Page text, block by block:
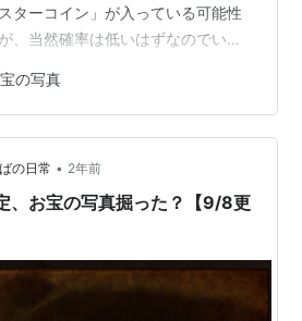
ターコイン」が入っている可能性
、当然確率は低いはずなのでいつ
できるので自分の分の宝の地図だ
ですね。 と言うことで、今回も２
した。 ◆目次◆ お宝の写真更新
所と中身 １枚目 ２枚目 ３枚目 ４
枚目 ８枚目 ９枚目 １０枚目 おわ
の写真
の日常 • 2年前
、お宝の写真掘った？【9/8更